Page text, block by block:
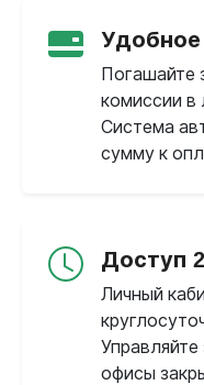
Удобное
Погашайте
комиссии в
Система
сумму к
Доступ
Личный
офисы